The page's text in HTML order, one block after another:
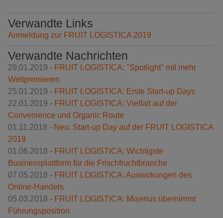
Verwandte Links
Anmeldung zur FRUIT LOGISTICA 2019
Verwandte Nachrichten
29.01.2019 - FRUIT LOGISTICA: "Spotlight" mit mehr
Weltpremieren
25.01.2019 - FRUIT LOGISTICA: Erste Start-up Days
22.01.2019 - FRUIT LOGISTICA: Vielfalt auf der
Convenience und Organic Route
01.11.2018 - Neu: Start-up Day auf der FRUIT LOGISTICA
2019
01.06.2018 - FRUIT LOGISTICA: Wichtigste
Businessplattform für die Frischfruchtbranche
07.05.2018 - FRUIT LOGISTICA: Auswirkungen des
Online-Handels
05.03.2018 - FRUIT LOGISTICA: Miserius übernimmt
Führungsposition